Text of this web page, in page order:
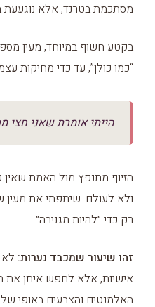
מסתכמת בטרנד, אלא נוגעעת
בקטע חשוף במיוחד, מעין
“כמו כולן”, עד כדי מחיקות
הייתי אומרת שאני חצי
הזיוף מתנפץ מול האמת
ולא לעולם. שיתפתי את מעין
רק כדי ״להיות מגניבה״.
זהו שיעור שמכבד נערות:
אישיות, אלא לחפש איתן את
האלמנטים והצבעים באופי